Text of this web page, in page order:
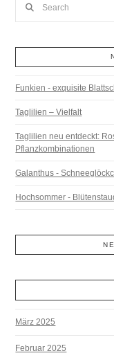
Funkien - exquisite
Taglilien – Vielfalt
Taglilien neu entdeckt:
Pflanzkombinationen
Galanthus -
Hochsommer -
März 2025
Februar 2025